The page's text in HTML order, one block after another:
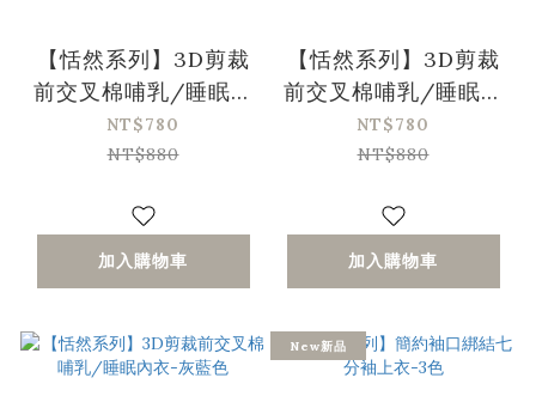
【恬然系列】3D剪裁
前交叉棉哺乳/睡眠內
衣-紫駝色
NT$780
NT$880
加入購物車
【恬然系列】3D剪裁
前交叉棉哺乳/睡眠內
衣-綠色
NT$780
NT$880
加入購物車
New新品